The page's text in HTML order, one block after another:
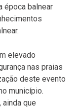
época balnear
elevado
nas praias
deste evento
município.
que